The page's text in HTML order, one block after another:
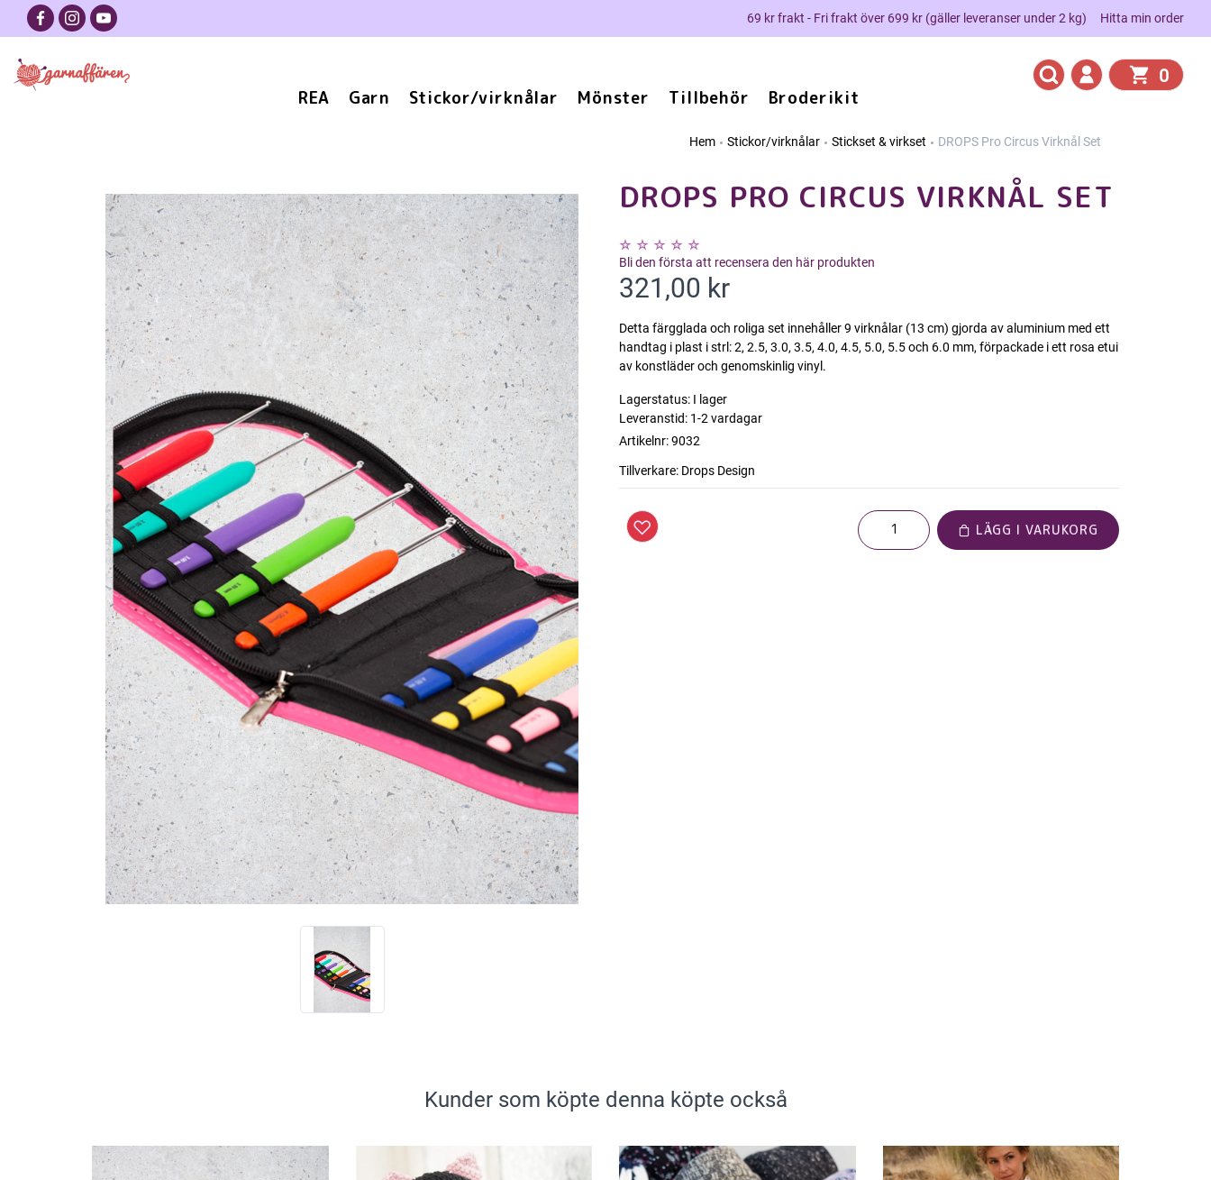
69 kr frakt - Fri frakt över 699 kr (gäller leveranser under 2 kg) Hitta min order
REA Garn Stickor/virknålar Mönster Tillbehör Broderikit
0
Hem Stickor/virknålar Stickset & virkset DROPS Pro Circus Virknål Set
DROPS PRO CIRCUS VIRKNÅL SET
Bli den första att recensera den här produkten
321,00 kr
Detta färgglada och roliga set innehåller 9 virknålar (13 cm) gjorda av aluminium med ett
handtag i plast i strl: 2, 2.5, 3.0, 3.5, 4.0, 4.5, 5.0, 5.5 och 6.0 mm, förpackade i ett rosa etui
av konstläder och genomskinlig vinyl.
Lagerstatus: I lager
Leveranstid: 1-2 vardagar
Artikelnr:9032
Tillverkare: Drops Design
LÄGG I VARUKORG
Kunder som köpte denna köpte också